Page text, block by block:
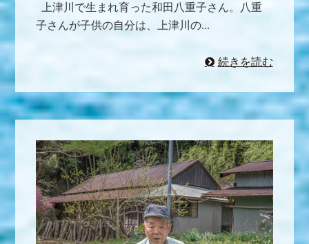
上津川で生まれ育った和田八重子さん。八重
子さんが子供の自分は、上津川の...
続きを読む